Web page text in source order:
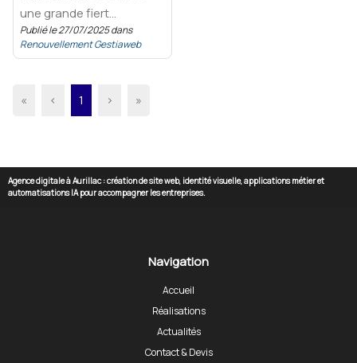
une grande fiert...
Publié le 27/07/2025 dans
Renouvellement Gestiaweb
« ‹ 1 › »
Agence digitale à Aurillac : création de site web, identité visuelle, applications métier et
automatisations IA pour accompagner les entreprises.
Navigation
Accueil
Réalisations
Actualités
Contact & Devis